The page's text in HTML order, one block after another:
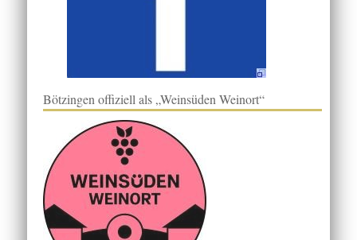
Bötzingen offiziell als „Weinsüden Weinort“